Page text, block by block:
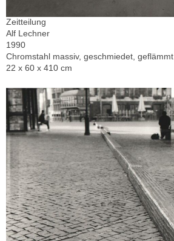
Zeitteilung
Alf Lechner
1990
Chromstahl massiv, geschmiedet, geflämmt
22 x 60 x 410 cm